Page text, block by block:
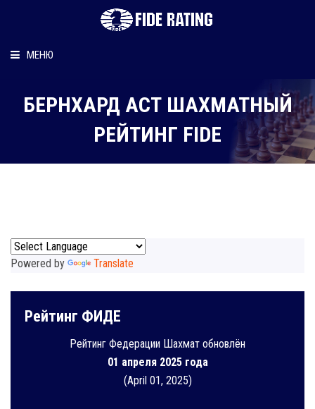
МЕНЮ
Рейтинг шахматиста
Персональный информер
БЕРНХАРД АСТ ШАХМАТНЫЙ
РЕЙТИНГ FIDE
Powered by Translate
Рейтинг ФИДЕ
Рейтинг Федерации Шахмат обновлён
01 апреля 2025 года
(April 01, 2025)